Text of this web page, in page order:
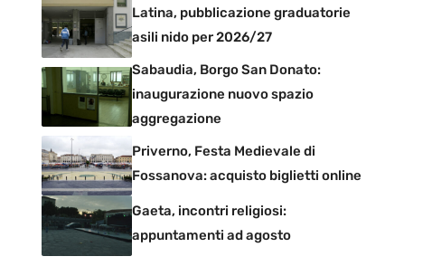
Latina, pubblicazione graduatorie
asili nido per 2026/27
Sabaudia, Borgo San Donato:
inaugurazione nuovo spazio
aggregazione
Priverno, Festa Medievale di
Fossanova: acquisto biglietti online
Gaeta, incontri religiosi:
appuntamenti ad agosto